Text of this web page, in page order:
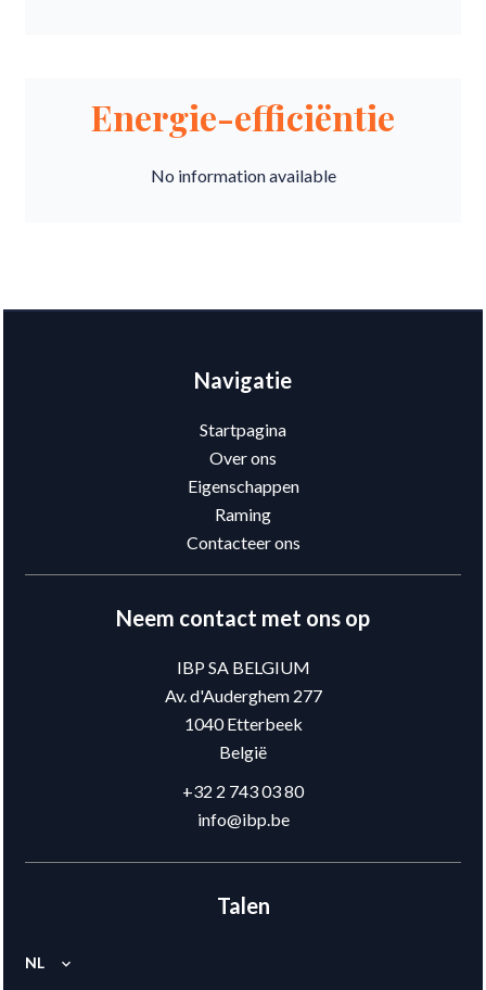
Energie-efficiëntie
No information available
Navigatie
Startpagina
Over ons
Eigenschappen
Raming
Contacteer ons
Neem contact met ons op
IBP SA BELGIUM
Av. d'Auderghem 277
1040Etterbeek
België
+32 2 743 03 80
info@ibp.be
Talen
NL